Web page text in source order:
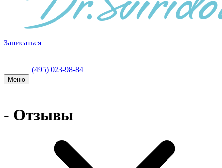
Записаться
(495) 023-98-84
Меню
- Отзывы